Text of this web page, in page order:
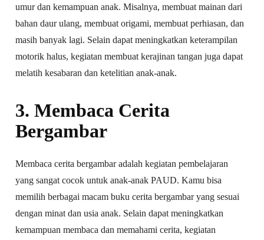
umur dan kemampuan anak. Misalnya, membuat mainan dari
bahan daur ulang, membuat origami, membuat perhiasan, dan
masih banyak lagi. Selain dapat meningkatkan keterampilan
motorik halus, kegiatan membuat kerajinan tangan juga dapat
melatih kesabaran dan ketelitian anak-anak.
3. Membaca Cerita
Bergambar
Membaca cerita bergambar adalah kegiatan pembelajaran
yang sangat cocok untuk anak-anak PAUD. Kamu bisa
memilih berbagai macam buku cerita bergambar yang sesuai
dengan minat dan usia anak. Selain dapat meningkatkan
kemampuan membaca dan memahami cerita, kegiatan